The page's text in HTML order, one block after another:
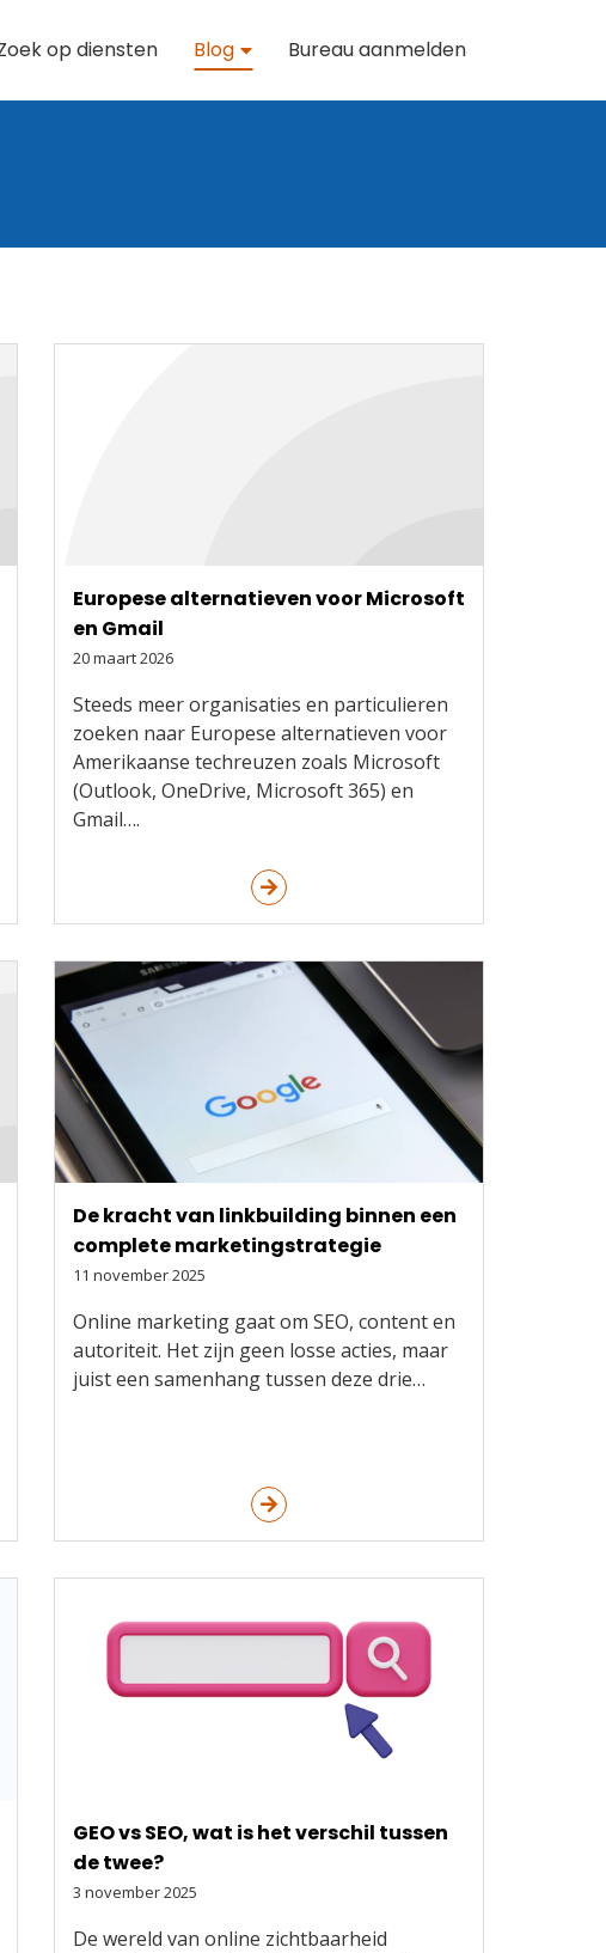
op diensten Blog Bureau aanmelden
Europese alternatieven voor Microsoft
en Gmail
20 maart 2026
Steeds meer organisaties en particulieren
zoeken naar Europese alternatieven voor
Amerikaanse techreuzen zoals Microsoft
(Outlook, OneDrive, Microsoft 365) en
Gmail….
De kracht van linkbuilding binnen een
complete marketingstrategie
11 november 2025
Online marketing gaat om SEO, content en
autoriteit. Het zijn geen losse acties, maar
juist een samenhang tussen deze drie…
GEO vs SEO, wat is het verschil tussen
de twee?
3 november 2025
De wereld van online zichtbaarheid